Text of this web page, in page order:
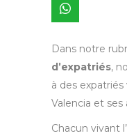
Dans notre
d’expatriés,
à des expatriés
Valencia et ses
Chacun vivant